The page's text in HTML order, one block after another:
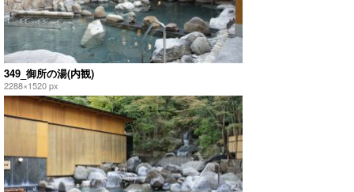
349_御所の湯(内観)
2288×1520 px